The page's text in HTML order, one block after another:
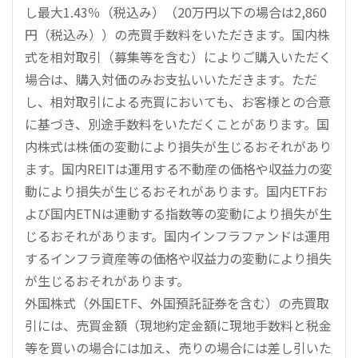
し最大1.43％（税込み）（20万円以下の場合は2,860
円（税込み））の売買手数料をいただきます。国内株
式を相対取引（募集等を含む）によりご購入いただく
場合は、購入対価のみお支払いいただきます。ただ
し、相対取引による売買においても、お客様との合意
に基づき、別途手数料をいただくことがあります。国
内株式は株価の変動により損失が生じるおそれがあり
ます。国内REITは運用する不動産の価格や収益力の変
動により損失が生じるおそれがあります。国内ETFお
よび国内ETNは連動する指数等の変動により損失が生
じるおそれがあります。国内インフラファンドは運用
するインフラ資産等の価格や収益力の変動により損失
が生じるおそれがあります。
外国株式（外国ETF、外国預託証券を含む）の売買取
引には、売買金額（現地約定金額に現地手数料と税金
等を買いの場合には加え、売りの場合には差し引いた